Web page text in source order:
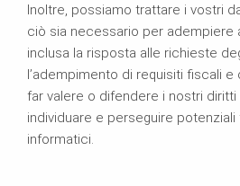
Inoltre, possiamo trattare i vostri
ciò sia necessario per adempiere
inclusa la risposta alle richieste
l’adempimento di requisiti fiscali
far valere o difendere i nostri diritti
individuare e perseguire
informatici.